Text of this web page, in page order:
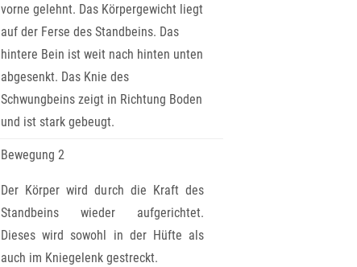
vorne gelehnt. Das Körpergewicht liegt
auf der Ferse des Standbeins. Das
hintere Bein ist weit nach hinten unten
abgesenkt. Das Knie des
Schwungbeins zeigt in Richtung Boden
und ist stark gebeugt.
Bewegung 2
Der Körper wird durch die Kraft des
Standbeins wieder aufgerichtet.
Dieses wird sowohl in der Hüfte als
auch im Kniegelenk gestreckt.